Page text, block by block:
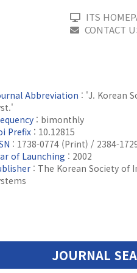
ITS
CONTACT
Abbreviation : 'J. Korean
: bimonthly
Prefix : 10.12815
: 1738-0774 (Print) / 2384-
of Launching : 2002
: The Korean Society of
JOURNAL